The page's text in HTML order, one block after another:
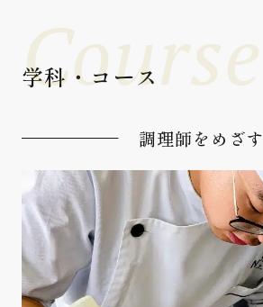
Course
学科・コース
調理師をめざす